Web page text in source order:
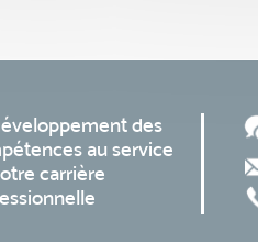
des
au service
carrière